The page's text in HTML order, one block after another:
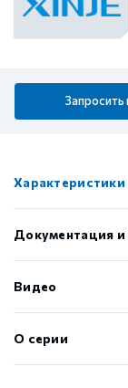
Запросить
Характеристики
Документация
Видео
О серии